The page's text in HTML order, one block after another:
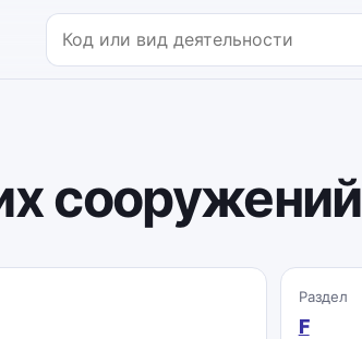
Поиск по коду или названию
сооружений
Раздел
F